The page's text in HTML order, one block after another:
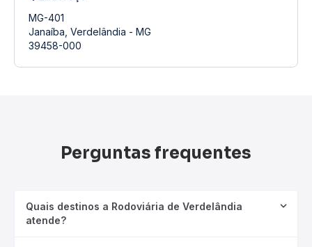
MG-401
Janaíba, Verdelândia - MG
39458-000
Perguntas frequentes
Quais destinos a Rodoviária de Verdelândia
atende?